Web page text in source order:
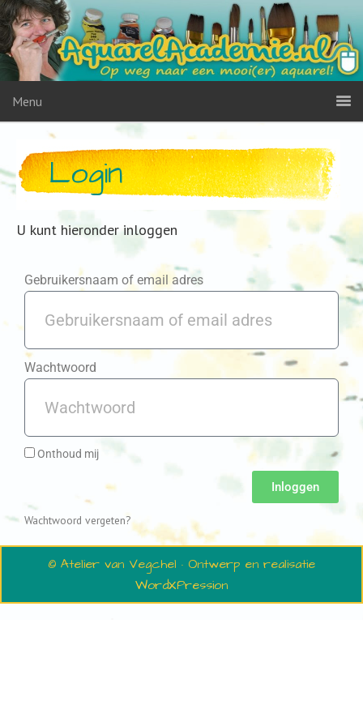
Menu
Login
U kunt hieronder inloggen
Gebruikersnaam of email adres
Wachtwoord
Onthoud mij
Inloggen
Wachtwoord vergeten?
© Atelier van Vegchel · Ontwerp en realisatie
WordXPression